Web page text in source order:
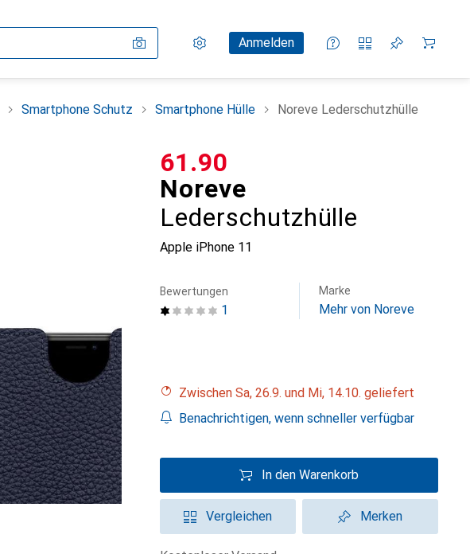
Einstellungen
KundenkontoAnmelden
Vergleichslisten
Merklisten
Warenkorb
Smartphone Schutz Smartphone Hülle Noreve Lederschutzhülle
Noreve
Lederschutzhülle
Apple iPhone 11
CHF
61.90
1
Bewertungen Marke
Mehr von Noreve
Zwischen Sa, 26.9. und Mi, 14.10. geliefert
Benachrichtigen, wenn schneller verfügbar
In den Warenkorb
Vergleichen Merken